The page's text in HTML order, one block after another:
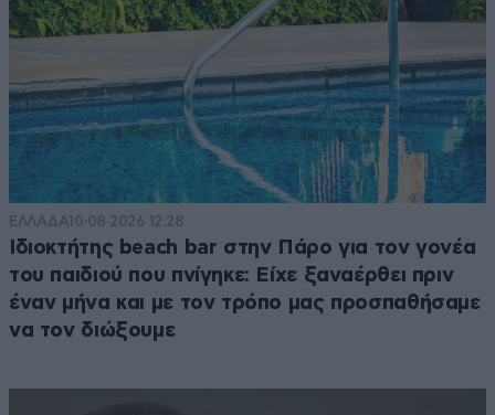
ΕΛΛΑΔΑ10·08·2026 12:28
Ιδιοκτήτης beach bar στην Πάρο για τον γονέα
του παιδιού που πνίγηκε: Είχε ξαναέρθει πριν
έναν μήνα και με τον τρόπο μας προσπαθήσαμε
να τον διώξουμε